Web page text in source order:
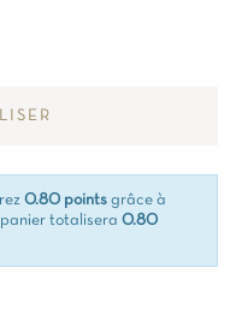
0.80 points grâce à
totalisera 0.80